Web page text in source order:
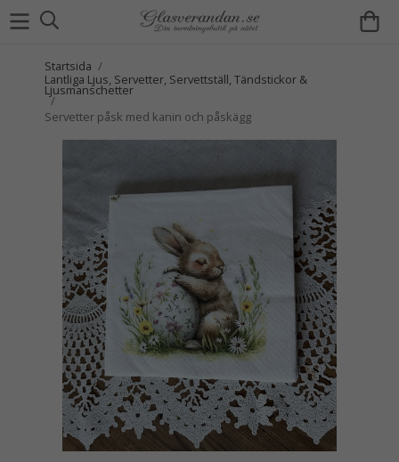
Startsida /
Lantliga Ljus, Servetter, Servettställ, Tändstickor &
Ljusmanschetter
/
Servetter påsk med kanin och påskägg